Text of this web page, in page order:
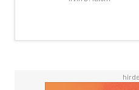
érzi a könyvemben
coachként az a munkám,